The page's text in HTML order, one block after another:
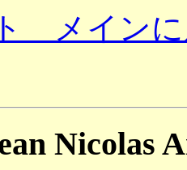
メイン
Nicolas